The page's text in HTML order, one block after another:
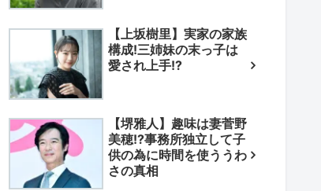
【上坂樹里】実家の家族
構成!三姉妹の末っ子は
愛され上手!?
【堺雅人】趣味は妻菅野
美穂!?事務所独立して子
供の為に時間を使ううわ
さの真相